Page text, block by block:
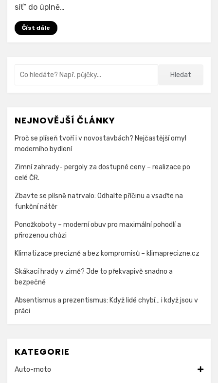
skutečný
život
síť“ do úplně…
Číst dále
Hledat
NEJNOVĚJŠÍ ČLÁNKY
Proč se plíseň tvoří i v novostavbách? Nejčastější omyl
moderního bydlení
Zimní zahrady- pergoly za dostupné ceny – realizace po
celé ČR.
Zbavte se plísně natrvalo: Odhalte příčinu a vsaďte na
funkční nátěr
Ponožkoboty – moderní obuv pro maximální pohodlí a
přirozenou chůzi
Klimatizace precizně a bez kompromisů – klimaprecizne.cz
Skákací hrady v zimě? Jde to překvapivě snadno a
bezpečně
Absentismus a prezentismus: Když lidé chybí… i když jsou v
práci
KATEGORIE
Auto-moto